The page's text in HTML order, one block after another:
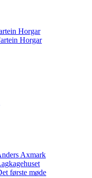
Horgar
Horgar
Axmark
første møde